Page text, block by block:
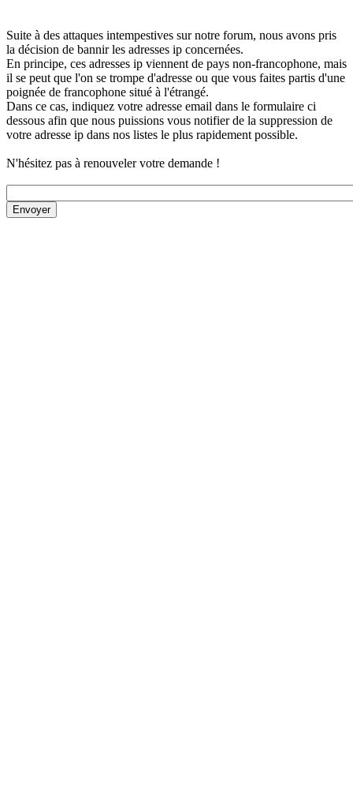
Suite à des attaques intempestives sur notre forum, nous avons pris
la décision de bannir les adresses ip concernées.
En principe, ces adresses ip viennent de pays non-francophone, mais
il se peut que l'on se trompe d'adresse ou que vous faites partis d'une
poignée de francophone situé à l'étrangé.
Dans ce cas, indiquez votre adresse email dans le formulaire ci
dessous afin que nous puissions vous notifier de la suppression de
votre adresse ip dans nos listes le plus rapidement possible.
N'hésitez pas à renouveler votre demande !